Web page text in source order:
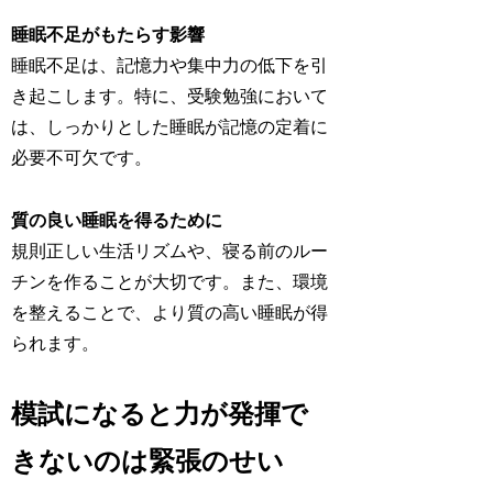
睡眠不足がもたらす影響
睡眠不足は、記憶力や集中力の低下を引
き起こします。特に、受験勉強において
は、しっかりとした睡眠が記憶の定着に
必要不可欠です。
質の良い睡眠を得るために
規則正しい生活リズムや、寝る前のルー
チンを作ることが大切です。また、環境
を整えることで、より質の高い睡眠が得
られます。
模試になると力が発揮で
きないのは緊張のせい